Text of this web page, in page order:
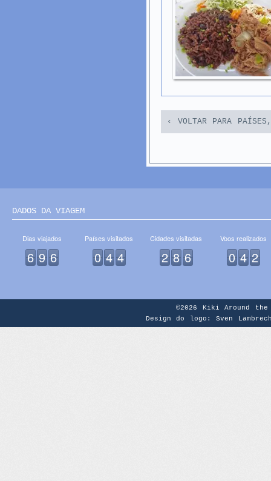
‹ VOLTAR PARA
DADOS DA VIAGEM
Dias viajados
6 9 6
Países visitados
0 4 4
Cidades visitadas
2 8 6
Voos realizados
0 4 2
©2026 Kiki Around the
Design do logo: Sven